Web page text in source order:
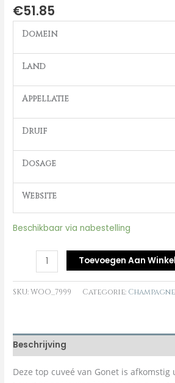
€51.85
Domein
Land
Appellatie
Druif
Dosage
Website
Beschikbaar via nabestelling
Toevoegen Aan
SKU:WOO_7999 Categorie: Champagne
Beschrijving
Deze top cuveé van Gonet is